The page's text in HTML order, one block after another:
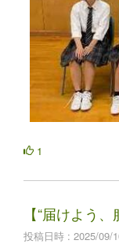
1
【“届けよう
投稿日時 : 2025/09/